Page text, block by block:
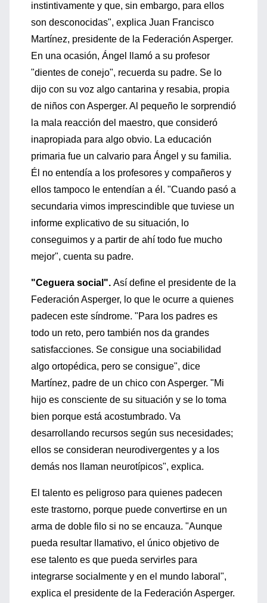
instintivamente y que, sin embargo, para ellos
son desconocidas", explica Juan Francisco
Martínez, presidente de la Federación Asperger.
En una ocasión, Ángel llamó a su profesor
"dientes de conejo", recuerda su padre. Se lo
dijo con su voz algo cantarina y resabia, propia
de niños con Asperger. Al pequeño le sorprendió
la mala reacción del maestro, que consideró
inapropiada para algo obvio. La educación
primaria fue un calvario para Ángel y su familia.
Él no entendía a los profesores y compañeros y
ellos tampoco le entendían a él. "Cuando pasó a
secundaria vimos imprescindible que tuviese un
informe explicativo de su situación, lo
conseguimos y a partir de ahí todo fue mucho
mejor", cuenta su padre.
"Ceguera social". Así define el presidente de la
Federación Asperger, lo que le ocurre a quienes
padecen este síndrome. "Para los padres es
todo un reto, pero también nos da grandes
satisfacciones. Se consigue una sociabilidad
algo ortopédica, pero se consigue", dice
Martínez, padre de un chico con Asperger. "Mi
hijo es consciente de su situación y se lo toma
bien porque está acostumbrado. Va
desarrollando recursos según sus necesidades;
ellos se consideran neurodivergentes y a los
demás nos llaman neurotípicos", explica.
El talento es peligroso para quienes padecen
este trastorno, porque puede convertirse en un
arma de doble filo si no se encauza. "Aunque
pueda resultar llamativo, el único objetivo de
ese talento es que pueda servirles para
integrarse socialmente y en el mundo laboral",
explica el presidente de la Federación Asperger.